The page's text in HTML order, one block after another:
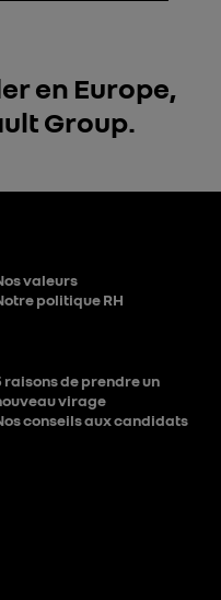
en Europe,
Group.
valeurs
politique RH
raisons de prendre un
virage
conseils aux candidats